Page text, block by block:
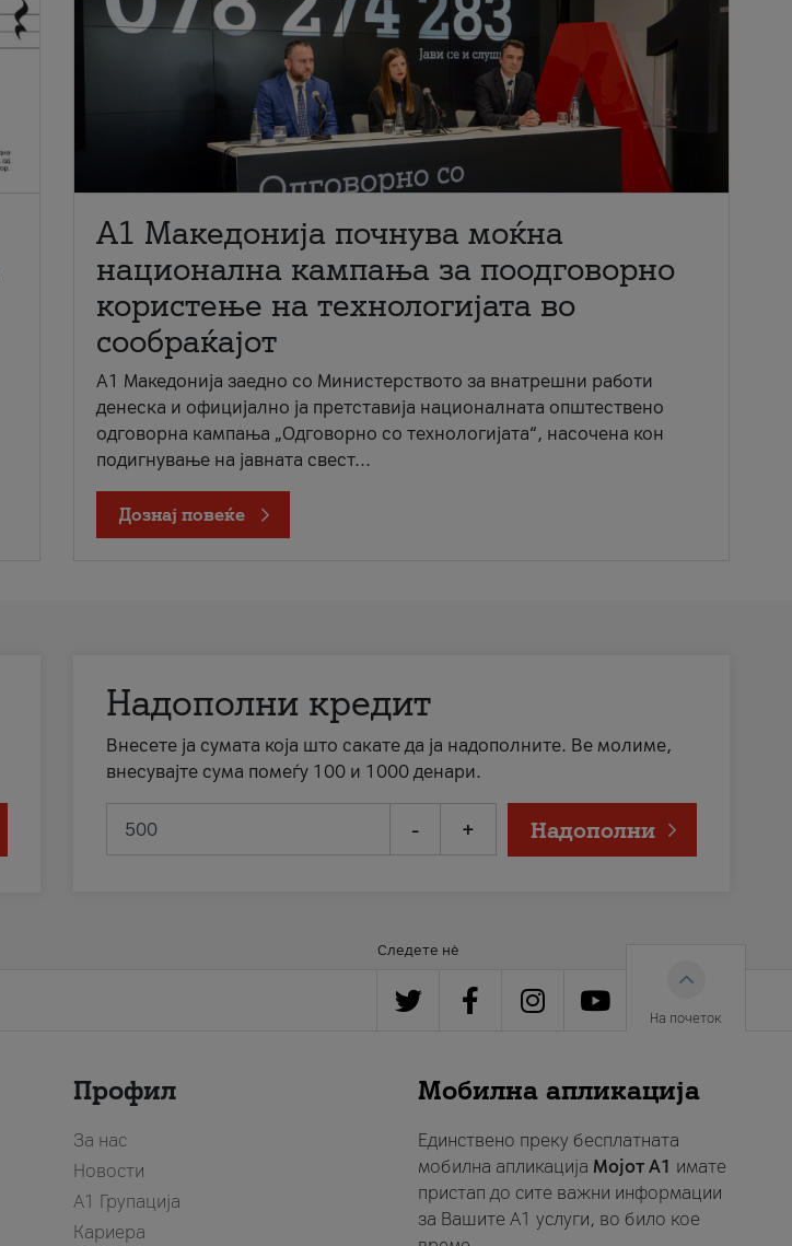
A1 Македонија почнува моќна
национална кампања за поодговорно
користење на технологијата во
сообраќајот
A1 Македонија заедно со Министерството за внатрешни работи
денеска и официјално ја претставија националната општествено
одговорна кампања „Одговорно со технологијата“, насочена кон
подигнување на јавната свест...
Дознај повеќе
Надополни кредит
Внесете ја сумата која што сакате да ја надополните. Ве молиме,
внесувајте сума помеѓу 100 и 1000 денари.
- + Надополни
Следете нè
На почеток
Профил
За нас
Новости
А1 Групација
Кариера
Мобилна апликација
Единствено преку бесплатната
мобилна апликација Мојот A1 имате
пристап до сите важни информации
за Вашите A1 услуги, во било кое